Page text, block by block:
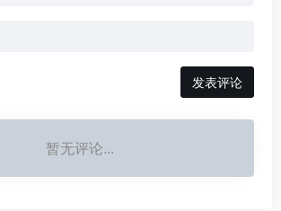
发表评论
暂无评论...